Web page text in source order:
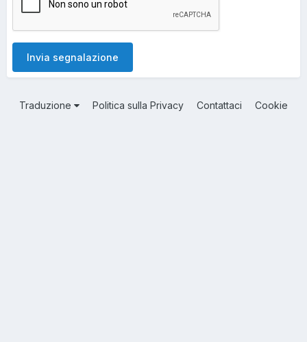
Invia segnalazione
Traduzione Politica sulla Privacy Contattaci Cookie